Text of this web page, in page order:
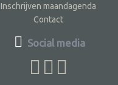
Inschrijven maandagenda
Contact
Social media